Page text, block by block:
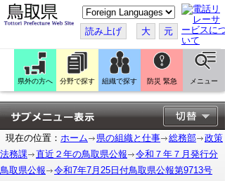
こ
の
ペ
ー
ジ
翻
訳
す
る
読み上げ 大 元
県外の方へ 分野で探す 組織で探す 防災 緊急 メニュー
現在の位置： ホーム 県の組織と仕事 総務部
政策
法務課
直近２年の鳥取県公報
令和７年７月発行分
鳥取県公報
令和7年7月25日付鳥取県公報第9713号